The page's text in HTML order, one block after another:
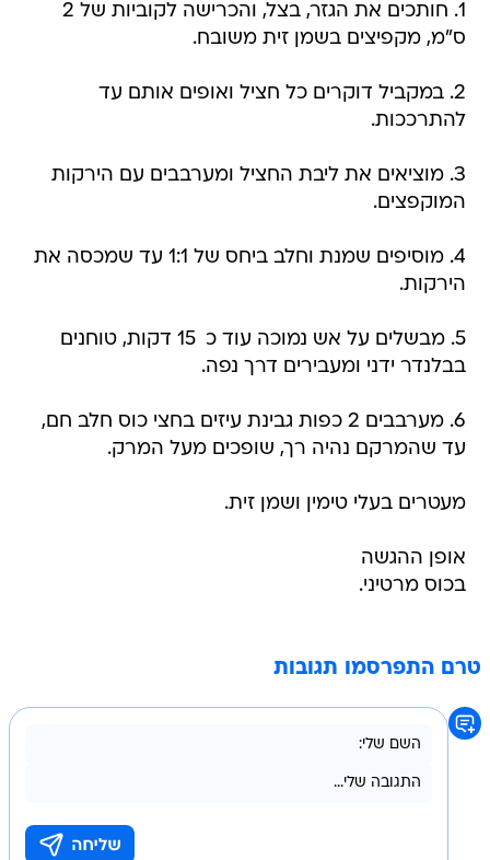
1. חותכים את הגזר, בצל, והכרישה לקוביות של 2
ס"מ, מקפיצים בשמן זית משובח.
2. במקביל דוקרים כל חציל ואופים אותם עד
להתרככות.
3. מוציאים את ליבת החציל ומערבבים עם הירקות
המוקפצים.
4. מוסיפים שמנת וחלב ביחס של 1:1 עד שמכסה את
הירקות.
5. מבשלים על אש נמוכה עוד כ  15 דקות, טוחנים
בבלנדר ידני ומעבירים דרך נפה.
6. מערבבים 2 כפות גבינת עיזים בחצי כוס חלב חם,
עד שהמרקם נהיה רך, שופכים מעל המרק.
מעטרים בעלי טימין ושמן זית.
אופן ההגשה
בכוס מרטיני.
טרם התפרסמו תגובות